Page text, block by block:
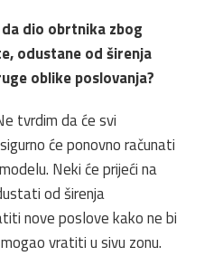
dio obrtnika zbog
odustane od širenja
oblike poslovanja?
tvrdim da će svi
će ponovno računati
Neki će prijeći na
od širenja
nove poslove kako ne bi
vratiti u sivu zonu.